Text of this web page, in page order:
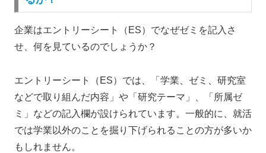
企業はエントリーシート（ES）でなぜゼミを記入さ
せ、何を見ているのでしょうか？
エントリーシート（ES）では、「学業、ゼミ、研究室
などで取り組んだ内容」や「研究テーマ」、「所属ゼ
ミ」などの記入欄が設けられています。一般的に、就活
では学業以外のことを掘り下げられることの方が多いか
もしれません。